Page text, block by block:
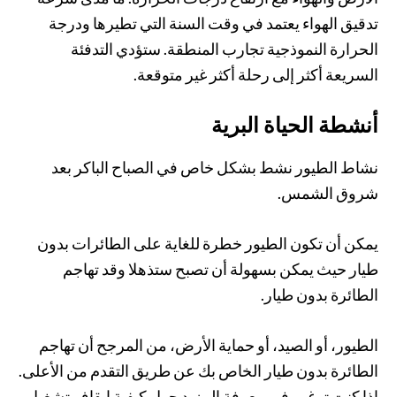
تدقيق الهواء يعتمد في وقت السنة التي تطيرها ودرجة
الحرارة النموذجية تجارب المنطقة. ستؤدي التدفئة
السريعة أكثر إلى رحلة أكثر غير متوقعة.
أنشطة الحياة البرية
نشاط الطيور نشط بشكل خاص في الصباح الباكر بعد
شروق الشمس.
يمكن أن تكون الطيور خطرة للغاية على الطائرات بدون
طيار حيث يمكن بسهولة أن تصبح ستذهلا وقد تهاجم
الطائرة بدون طيار.
الطيور، أو الصيد، أو حماية الأرض، من المرجح أن تهاجم
الطائرة بدون طيار الخاص بك عن طريق التقدم من الأعلى.